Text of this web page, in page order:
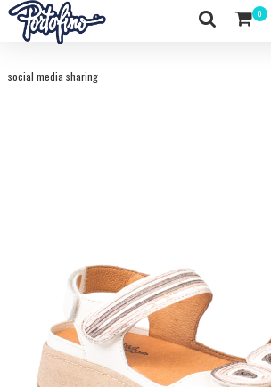
social media sharing